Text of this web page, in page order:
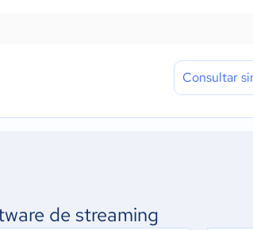
Consultar
de streaming